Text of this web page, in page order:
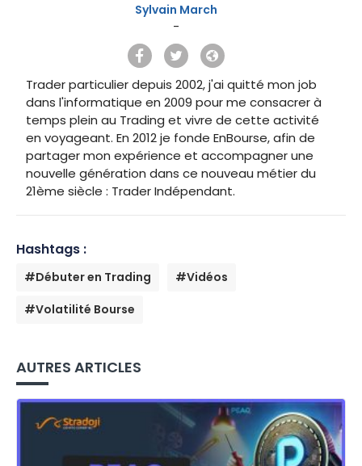
Sylvain March
-
Trader particulier depuis 2002, j'ai quitté mon job
dans l'informatique en 2009 pour me consacrer à
temps plein au Trading et vivre de cette activité
en voyageant. En 2012 je fonde EnBourse, afin de
partager mon expérience et accompagner une
nouvelle génération dans ce nouveau métier du
21ème siècle : Trader Indépendant.
Hashtags :
#Débuter en Trading
#Vidéos
#Volatilité Bourse
AUTRES ARTICLES